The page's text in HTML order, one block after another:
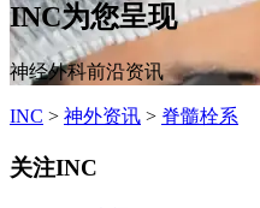
INC为您呈现
神经外科前沿资讯
INC > 神外资讯 > 脊髓栓系
关注INC